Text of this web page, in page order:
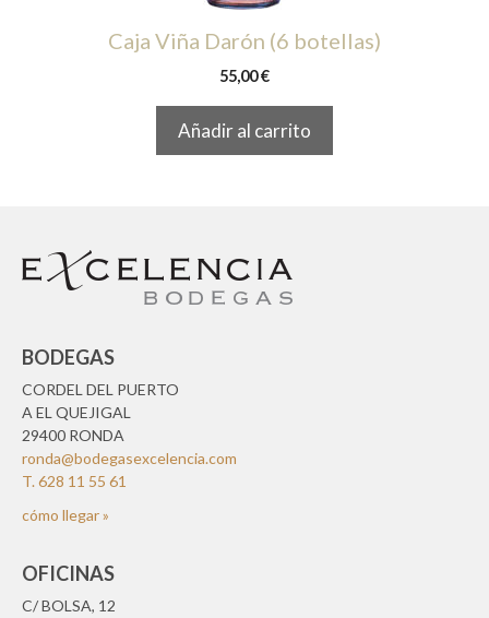
Caja Viña Darón (6 botellas)
55,00€
Añadir al carrito
BODEGAS
CORDEL DEL PUERTO
A EL QUEJIGAL
29400 RONDA
ronda@bodegasexcelencia.com
T. 628 11 55 61
cómo llegar »
OFICINAS
C/ BOLSA, 12